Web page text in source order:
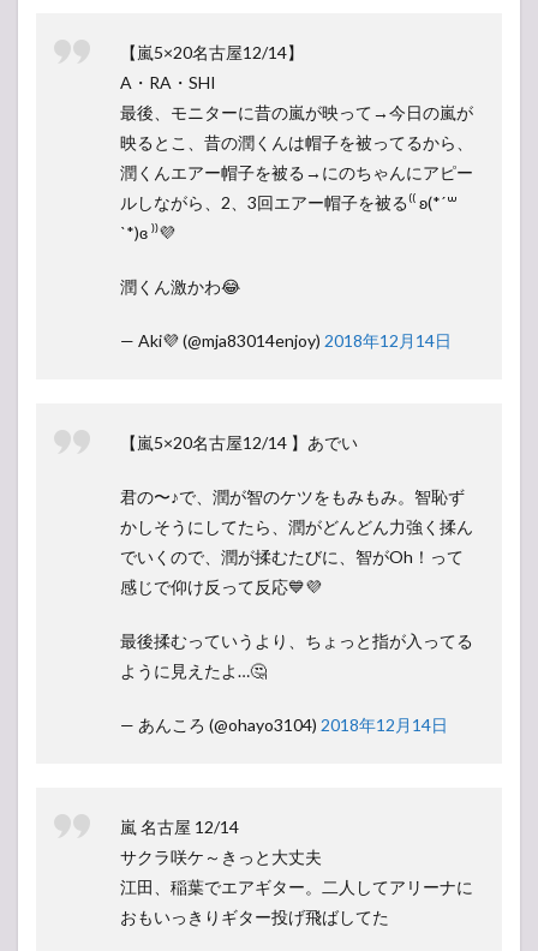
【嵐5×20名古屋12/14】
A・RA・SHI
最後、モニターに昔の嵐が映って→今日の嵐が
映るとこ、昔の潤くんは帽子を被ってるから、
潤くんエアー帽子を被る→にのちゃんにアピー
ルしながら、2、3回エアー帽子を被る⁽⁽ ʚ(*ˊ꒳​
ˋ*)ɞ ⁾⁾💜
潤くん激かわ😂
— Aki💜 (@mja83014enjoy) 2018年12月14日
【嵐5×20名古屋12/14 】あでい
君の〜♪で、潤が智のケツをもみもみ。智恥ず
かしそうにしてたら、潤がどんどん力強く揉ん
でいくので、潤が揉むたびに、智がOh！って
感じで仰け反って反応💙💜
最後揉むっていうより、ちょっと指が入ってる
ように見えたよ…🤔
— あんころ (@ohayo3104) 2018年12月14日
嵐 名古屋 12/14
サクラ咲ケ～きっと大丈夫
江田、稲葉でエアギター。二人してアリーナに
おもいっきりギター投げ飛ばしてた